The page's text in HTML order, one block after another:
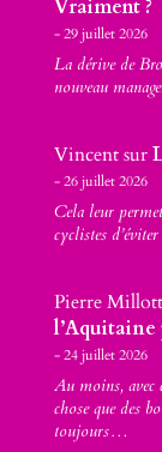
Vraiment ?
29 juillet 2026
La dérive de
nouveau
Vincentsur
26 juillet 2026
Cela leur
cyclistes
Pierre
l’Aquitaine
24 juillet 2026
Au moins, avec
chose que des
toujours…